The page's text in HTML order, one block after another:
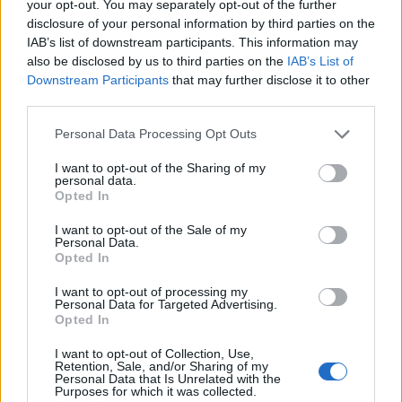
your opt-out. You may separately opt-out of the further
disclosure of your personal information by third parties on the
IAB’s list of downstream participants. This information may
also be disclosed by us to third parties on the IAB’s List of
Downstream Participants that may further disclose it to other
Personal Data Processing Opt Outs
I want to opt-out of the Sharing of my
personal data.
Opted In
I want to opt-out of the Sale of my
Personal Data.
Opted In
I want to opt-out of processing my
Personal Data for Targeted Advertising.
Opted In
I want to opt-out of Collection, Use,
Retention, Sale, and/or Sharing of my
Personal Data that Is Unrelated with the
Purposes for which it was collected.
Giovedì 01/09
Mattinata trascorsa sul mare prendendo la stradina di
fronte all'area. Guardando il mare, consiglio di andare
sul lato sinistro dello stabilimento balneare “Il Pirata”,
di Naxos bello snorkeling con diverse calette.
Alle 17:00 abbiamo preso l’autobus per
TAORMINA
cui fermata è a soli 200 m dall’area di sosta. Biglietti al
chiosco adiacente alla fermata € 3 a/r. Scesi al
capolinea ci siamo diretti subito al belvedere ubicato
sotto la fermata, per fare delle belle foto al tramonto con
La prossima volta faremo sicuramente una giornata di
mare nella spiaggetta dell’Isola Bella (transfer a 10 € a/r
Purtroppo, il teatro greco di Taormina era chiuso a causa
di un concerto. Comunque, il paese è veramente molto